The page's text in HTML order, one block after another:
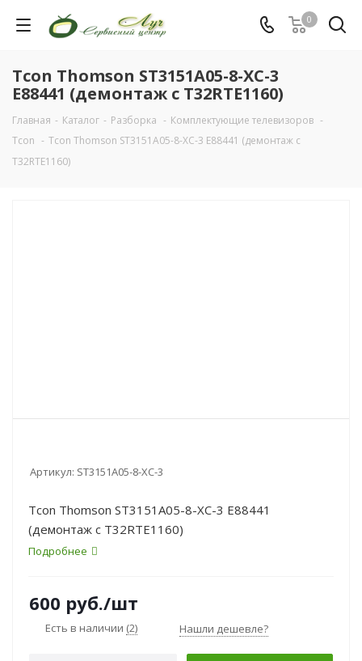
0
Tcon Thomson ST3151A05-8-XC-3
E88441 (демонтаж с T32RTE1160)
Главная - Каталог - Разборка - Комплектующие телевизоров -
Tcon - Tcon Thomson ST3151A05-8-XC-3 E88441 (демонтаж с
T32RTE1160)
Артикул: ST3151A05-8-XC-3
Tcon Thomson ST3151A05-8-XC-3 E88441
(демонтаж с T32RTE1160)
Подробнее
600 руб./шт
Есть в наличии (2) Нашли дешевле?